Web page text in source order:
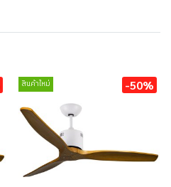
สินค้าใหม่ -50%